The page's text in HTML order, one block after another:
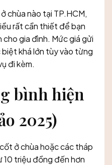
chùa nào tại TP.HCM,
rất cần thiết để bạn
gia đình. Mức giá gửi
khá lớn tùy vào từng
đi kèm.
bình hiện
2025)
ở chùa hoặc các tháp
triệu đồng đến hơn